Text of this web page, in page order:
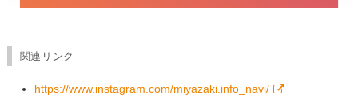
関連リンク
https://www.instagram.com/miyazaki.info_navi/